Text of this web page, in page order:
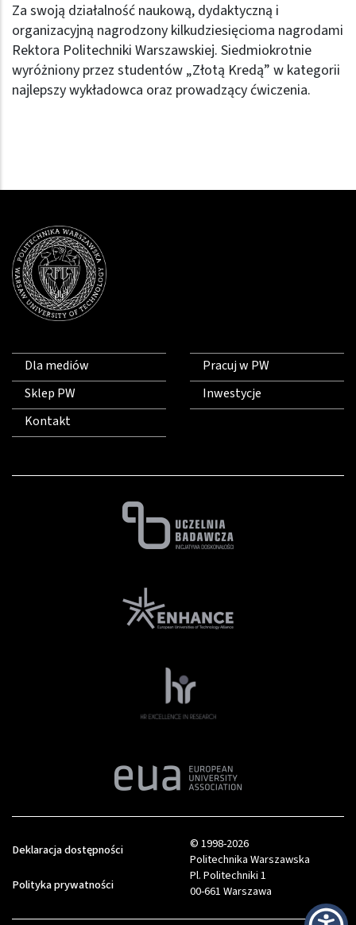
Za swoją działalność naukową, dydaktyczną i
organizacyjną nagrodzony kilkudziesięcioma nagrodami
Rektora Politechniki Warszawskiej. Siedmiokrotnie
wyróżniony przez studentów „Złotą Kredą” w kategorii
najlepszy wykładowca oraz prowadzący ćwiczenia.
Dla mediów
Sklep PW
Kontakt
Pracuj w PW
Inwestycje
© 1998-2026
Politechnika Warszawska
Pl. Politechniki 1
00-661 Warszawa
Deklaracja dostępności
Polityka prywatności